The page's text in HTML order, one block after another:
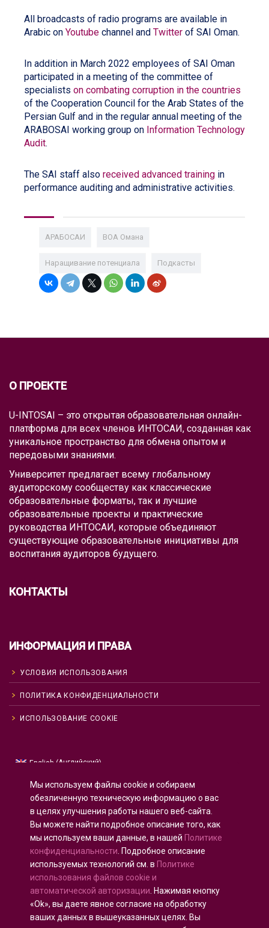
All broadcasts of radio programs are available in
Arabic on Youtube channel and Twitter of SAI Oman.
In addition in March 2022 employees of SAI Oman
participated in a meeting of the committee of
specialists on combating corruption in the countries
of the Cooperation Council for the Arab States of the
Persian Gulf and in the regular annual meeting of the
ARABOSAI working group on Information Technology
Audit.
The SAI staff also received advanced training in
performance auditing and administrative activities.
АРАБОСАИ ВОА Омана
Наращивание потенциала Подкасты
О ПРОЕКТЕ
U-INTOSAI – это открытая образовательная онлайн-
платформа для всех членов ИНТОСАИ, созданная как
уникальное пространство для обмена опытом и
передовыми знаниями.
Университет предлагает всему глобальному
аудиторскому сообществу как классические
образовательные форматы, так и лучшие
образовательные проекты и практические
руководства ИНТОСАИ, которые объединяют
существующие образовательные инициативы для
воспитания аудиторов будущего.
КОНТАКТЫ
ИНФОРМАЦИЯ И ПРАВА
УСЛОВИЯ ИСПОЛЬЗОВАНИЯ
ПОЛИТИКА КОНФИДЕНЦИАЛЬНОСТИ
ИСПОЛЬЗОВАНИЕ COOKIE
English (Английский)
Русский
Español(Испанский)
Français( Французский )
العربية( Арабский )
Português(Португальский, Португалия )
Мы используем файлы cookie и собираем
обезличенную техническую информацию о вас
в целях улучшения работы нашего веб-сайта.
Вы можете найти подробное описание того, как
мы используем ваши данные, в нашей Политике
конфиденциальности . Подробное описание
используемых технологий см. в Политике
использования файлов cookie и
автоматической авторизации . Нажимая кнопку
«Ok», вы даете явное согласие на обработку
ваших данных в вышеуказанных целях. Вы